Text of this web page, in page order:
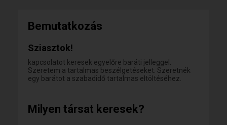
Bemutatkozás
Sziasztok!
kapcsolatot keresek egyelőre baráti jelleggel.
Szeretem a tartalmas beszélgetéseket. Szeretnék
egy barátot a szabadidő tartalmas eltöltéséhez.
Milyen társat keresek?